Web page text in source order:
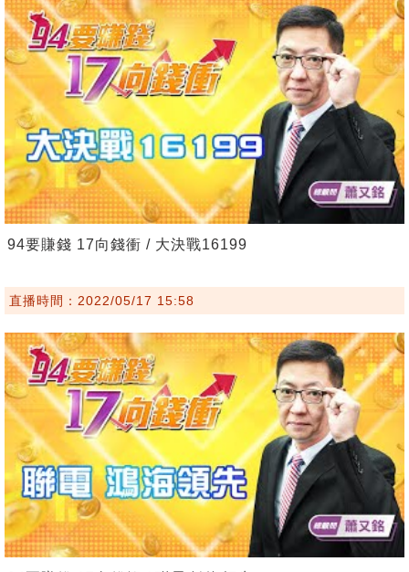
94要賺錢 17向錢衝 / 大決戰16199
直播時間：2022/05/17 15:58